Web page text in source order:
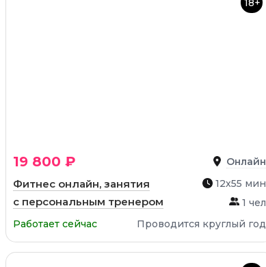
18+
19 800 ₽ Онлайн
Фитнес онлайн, занятия
с персональным тренером
12х55 мин
1 чел
Работает сейчас
Проводится круглый год